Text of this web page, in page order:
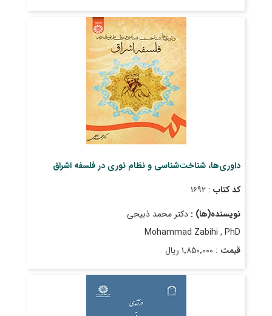
: فروردین ۱۳۹۲
داوری‌ها، شناخت‌شناسی و نظام نوری در فلسفه اشراق
کد کتاب : ۱۶۹۲
نویسنده(ها) : دکتر محمد ذبیحی
Mohammad Zabihi , PhD
قیمت : ۱٬۸۵۰٬۰۰۰ ریال
: شهریور ۱۴۰۰